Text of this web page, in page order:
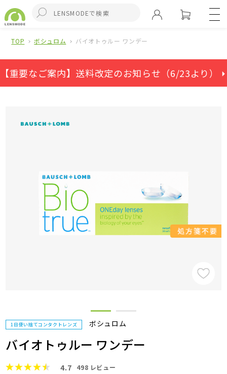
TOP ボシュロム バイオトゥルー ワンデー
【重要なご案内】送料改定のお知らせ（6/23より） ⏵
1日使い捨てコンタクトレンズ ボシュロム
バイオトゥルー ワンデー
4.7 498 レビュー